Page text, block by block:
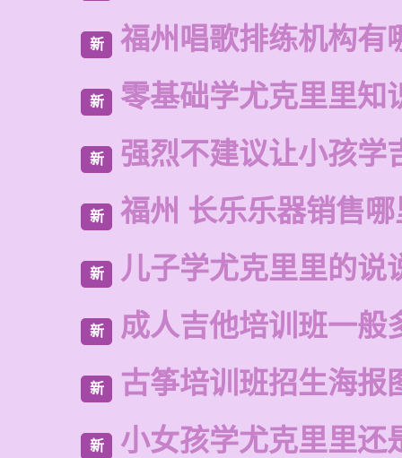
新 福州唱歌排练机构有
新 零基础学尤克里里知
新 强烈不建议让小孩学
新 福州 长乐乐器销售
新 儿子学尤克里里的说
新 成人吉他培训班一般
新 古筝培训班招生海报
新 小女孩学尤克里里还